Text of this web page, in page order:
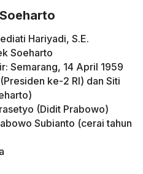
Hariyadi, S.E.
Soeharto
Semarang, 14 April 1959
ke-2 RI) dan Siti
(Didit Prabowo)
Subianto (cerai tahun